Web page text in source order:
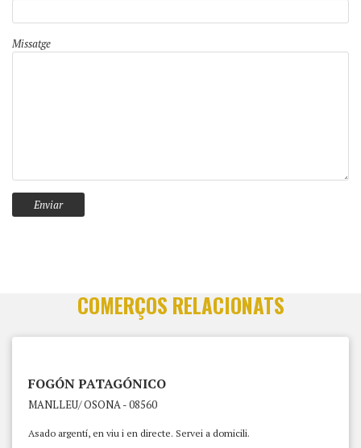
Missatge
COMERÇOS RELACIONATS
FOGÓN PATAGÓNICO
MANLLEU/ OSONA - 08560
Asado argentí, en viu i en directe. Servei a domicili.